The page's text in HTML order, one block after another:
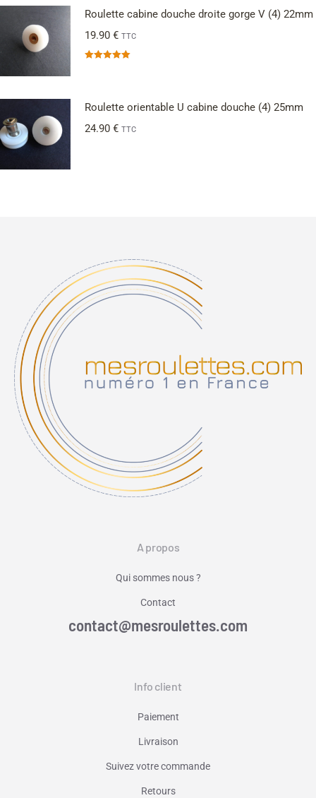
Roulette cabine douche droite gorge V (4) 22mm
19.90 € TTC
Roulette orientable U cabine douche (4) 25mm
24.90 € TTC
A propos
Qui sommes nous ?
Contact
contact@mesroulettes.com
Info client
Paiement
Livraison
Suivez votre commande
Retours